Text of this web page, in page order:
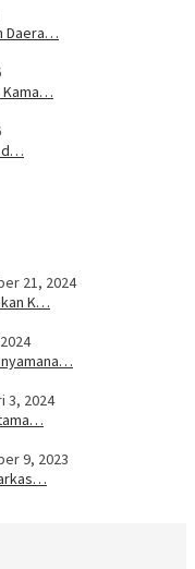
Daera…
Kama…
d…
21, 2024
K…
3, 2024
9, 2023